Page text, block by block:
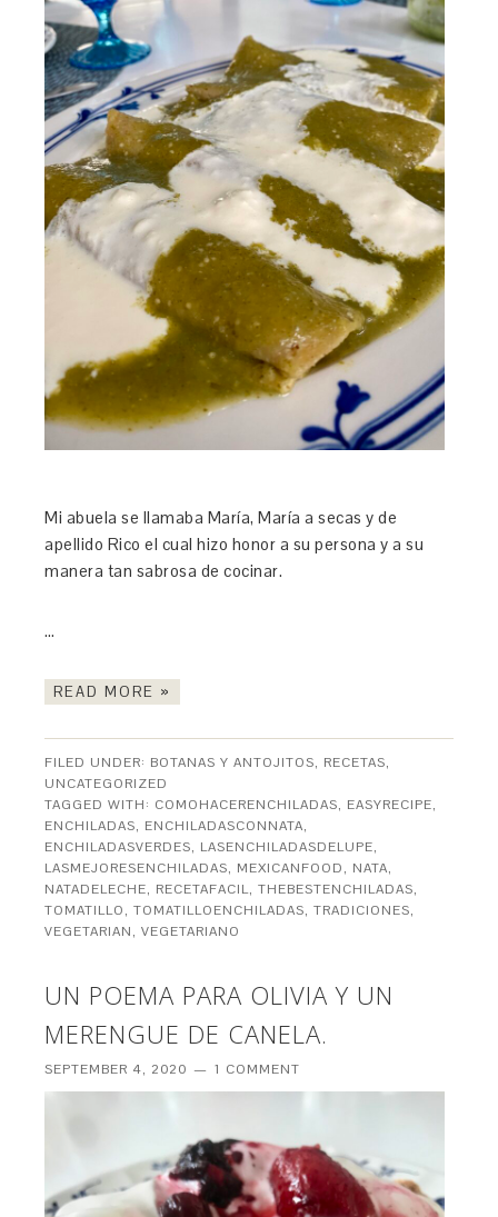
Mi abuela se llamaba María, María a secas y de
apellido Rico el cual hizo honor a su persona y a su
manera tan sabrosa de cocinar.
…
READ MORE »
FILED UNDER: BOTANAS Y ANTOJITOS, RECETAS,
UNCATEGORIZED
TAGGED WITH: COMOHACERENCHILADAS, EASYRECIPE,
ENCHILADAS, ENCHILADASCONNATA,
ENCHILADASVERDES, LASENCHILADASDELUPE,
LASMEJORESENCHILADAS, MEXICANFOOD, NATA,
NATADELECHE, RECETAFACIL,THEBESTENCHILADAS,
TOMATILLO,TOMATILLOENCHILADAS,TRADICIONES,
VEGETARIAN,VEGETARIANO
UN POEMA PARA OLIVIA Y UN
MERENGUE DE CANELA.
SEPTEMBER 4, 2020 1 COMMENT